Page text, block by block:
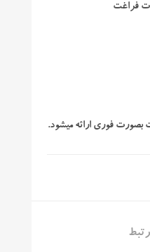
فراغت
بصورت فوری ارائه میشود.